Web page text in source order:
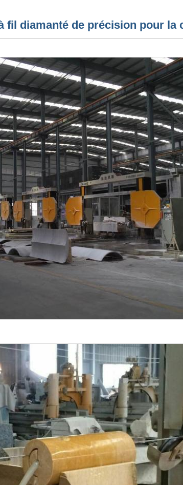
fil diamanté de précision pour la